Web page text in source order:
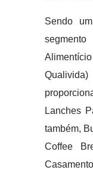
Sendo
Lanches
também,
Coffee